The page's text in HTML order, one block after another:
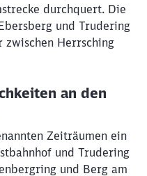
durchquert. Die
und Trudering
zwischen Herrsching
an den
Zeiträumen ein
und Trudering
und Berg am